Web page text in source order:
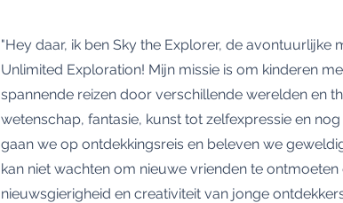
"Hey daar, ik ben Sky the Explorer, de avontuurlijke
Unlimited Exploration! Mijn missie is om kinderen
spannende reizen door verschillende werelden en
wetenschap, fantasie, kunst tot zelfexpressie en
gaan we op ontdekkingsreis en beleven we
kan niet wachten om nieuwe vrienden te ontmoeten
nieuwsgierigheid en creativiteit van jonge